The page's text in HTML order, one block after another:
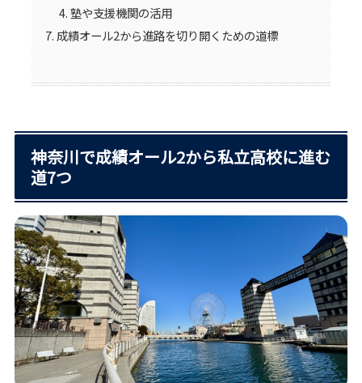
塾や支援機関の活用
成績オール2から進路を切り開くための道標
神奈川で成績オール2から私立高校に進む
道7つ